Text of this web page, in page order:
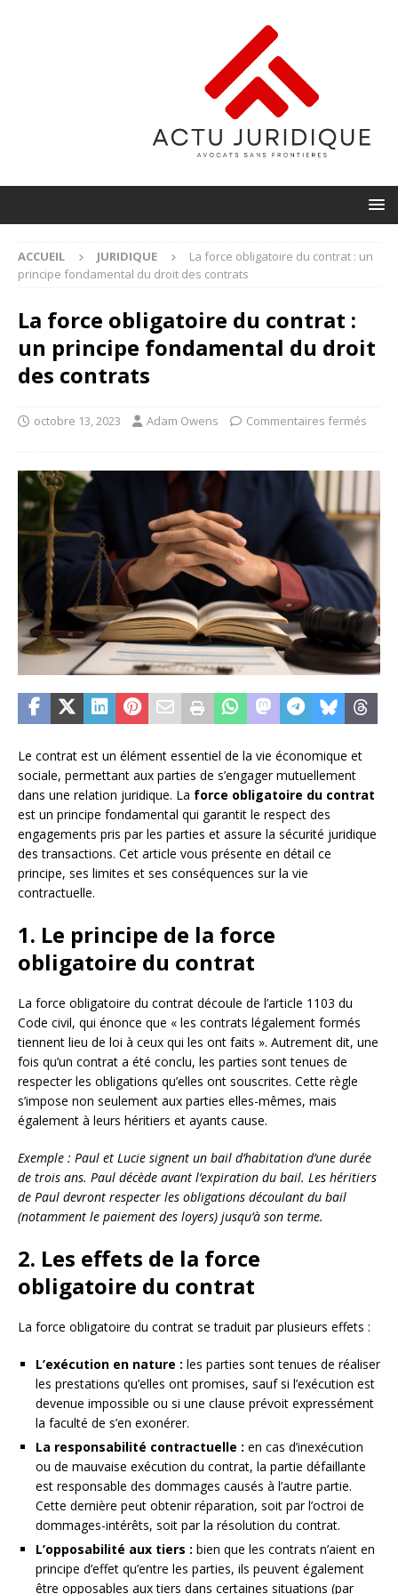
ACCUEIL JURIDIQUE
La force obligatoire du contrat : un
principe fondamental du droit des contrats
La force obligatoire du contrat :
un principe fondamental du droit
des contrats
octobre 13, 2023 Adam Owens Commentaires fermés
Le contrat est un élément essentiel de la vie économique et
sociale, permettant aux parties de s’engager mutuellement
dans une relation juridique. La force obligatoire du contrat
est un principe fondamental qui garantit le respect des
engagements pris par les parties et assure la sécurité juridique
des transactions. Cet article vous présente en détail ce
principe, ses limites et ses conséquences sur la vie
contractuelle.
1. Le principe de la force
obligatoire du contrat
La force obligatoire du contrat découle de l’article 1103 du
Code civil, qui énonce que « les contrats légalement formés
tiennent lieu de loi à ceux qui les ont faits ». Autrement dit, une
fois qu’un contrat a été conclu, les parties sont tenues de
respecter les obligations qu’elles ont souscrites. Cette règle
s’impose non seulement aux parties elles-mêmes, mais
également à leurs héritiers et ayants cause.
Exemple : Paul et Lucie signent un bail d’habitation d’une durée
de trois ans. Paul décède avant l’expiration du bail. Les héritiers
de Paul devront respecter les obligations découlant du bail
(notamment le paiement des loyers) jusqu’à son terme.
2. Les effets de la force
obligatoire du contrat
La force obligatoire du contrat se traduit par plusieurs effets :
L’exécution en nature : les parties sont tenues de réaliser
les prestations qu’elles ont promises, sauf si l’exécution est
devenue impossible ou si une clause prévoit expressément
la faculté de s’en exonérer.
La responsabilité contractuelle : en cas d’inexécution
ou de mauvaise exécution du contrat, la partie défaillante
est responsable des dommages causés à l’autre partie.
Cette dernière peut obtenir réparation, soit par l’octroi de
dommages-intérêts, soit par la résolution du contrat.
L’opposabilité aux tiers : bien que les contrats n’aient en
principe d’effet qu’entre les parties, ils peuvent également
être opposables aux tiers dans certaines situations (par